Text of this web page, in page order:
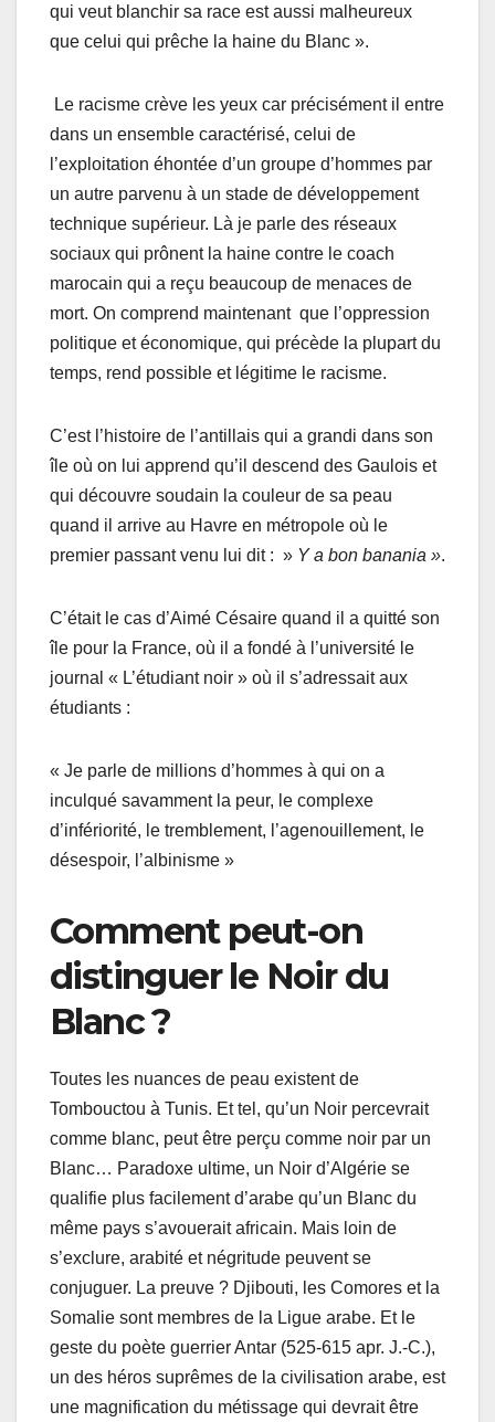
qui veut blanchir sa race est aussi malheureux
que celui qui prêche la haine du Blanc ».
Le racisme crève les yeux car précisément il entre
dans un ensemble caractérisé, celui de
l’exploitation éhontée d’un groupe d’hommes par
un autre parvenu à un stade de développement
technique supérieur. Là je parle des réseaux
sociaux qui prônent la haine contre le coach
marocain qui a reçu beaucoup de menaces de
mort. On comprend maintenant que l’oppression
politique et économique, qui précède la plupart du
temps, rend possible et légitime le racisme.
C’est l’histoire de l’antillais qui a grandi dans son
île où on lui apprend qu’il descend des Gaulois et
qui découvre soudain la couleur de sa peau
quand il arrive au Havre en métropole où le
premier passant venu lui dit : » Y a bon banania ».
C’était le cas d’Aimé Césaire quand il a quitté son
île pour la France, où il a fondé à l’université le
journal « L’étudiant noir » où il s’adressait aux
étudiants :
« Je parle de millions d’hommes à qui on a
inculqué savamment la peur, le complexe
d’infériorité, le tremblement, l’agenouillement, le
désespoir, l’albinisme »
Comment peut-on
distinguer le Noir du
Blanc ?
Toutes les nuances de peau existent de
Tombouctou à Tunis. Et tel, qu’un Noir percevrait
comme blanc, peut être perçu comme noir par un
Blanc… Paradoxe ultime, un Noir d’Algérie se
qualifie plus facilement d’arabe qu’un Blanc du
même pays s’avouerait africain. Mais loin de
s’exclure, arabité et négritude peuvent se
conjuguer. La preuve ? Djibouti, les Comores et la
Somalie sont membres de la Ligue arabe. Et le
geste du poète guerrier Antar (525-615 apr. J.-C.),
un des héros suprêmes de la civilisation arabe, est
une magnification du métissage qui devrait être